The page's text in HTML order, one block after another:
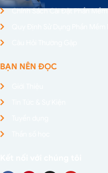
Chính Sách Cài Đặt Phần Mềm
BẠN NÊN ĐỌC